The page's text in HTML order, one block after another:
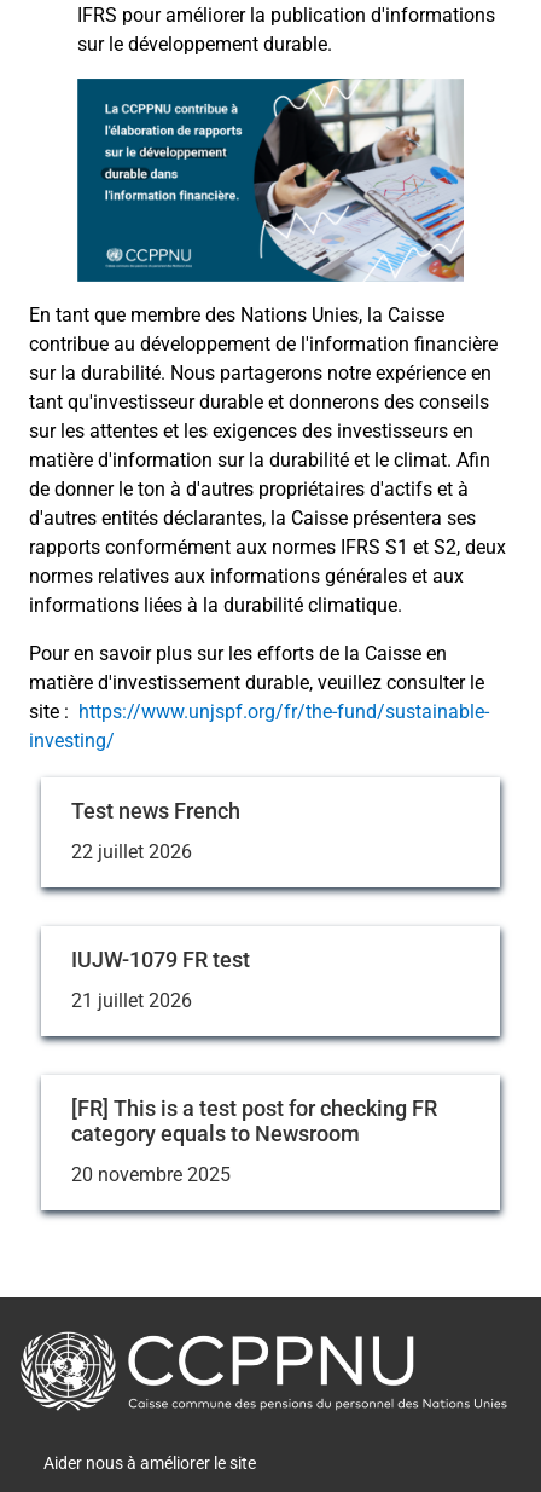
IFRS pouraméliorer la publication d'informations
sur le développement durable.
En tant que membre des Nations Unies, la Caisse
contribue au développement de l'information financière
sur la durabilité. Nous partagerons notre expérience en
tant qu'investisseur durable et donnerons des conseils
sur les attentes et les exigences des investisseurs en
matière d'information sur la durabilité et le climat. Afin
de donner le ton à d'autres propriétaires d'actifs et à
d'autres entités déclarantes, la Caisse présentera ses
rapports conformément aux normes IFRS S1 et S2, deux
normes relatives aux informations générales et aux
informations liées à la durabilité climatique.
Pour en savoir plus sur les efforts de la Caisse en
matière d'investissement durable, veuillez consulter le
site : https://www.unjspf.org/fr/the-fund/sustainable-
investing/
Test news French
22 juillet 2026
IUJW-1079 FR test
21 juillet 2026
[FR] This is a test post for checking FR
category equals to Newsroom
20 novembre 2025
retour
à
la
principale
Aider nous à améliorer le site